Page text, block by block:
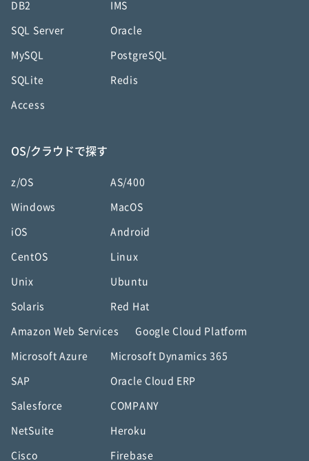
DB2 IMS
SQL Server Oracle
MySQL PostgreSQL
SQLite Redis
Access
OS/クラウドで探す
z/OS AS/400
Windows MacOS
iOS Android
CentOS Linux
Unix Ubuntu
Solaris Red Hat
Amazon Web Services Google Cloud Platform
Microsoft Azure Microsoft Dynamics 365
SAP Oracle Cloud ERP
Salesforce COMPANY
NetSuite Heroku
Cisco Firebase